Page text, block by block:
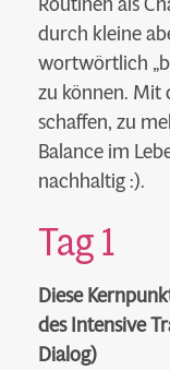
durch kleine
wortwörtlich
zu können. Mit
schaffen, zu
Balance im
nachhaltig :).
Tag 1
Diese
des Intensive
Dialog)